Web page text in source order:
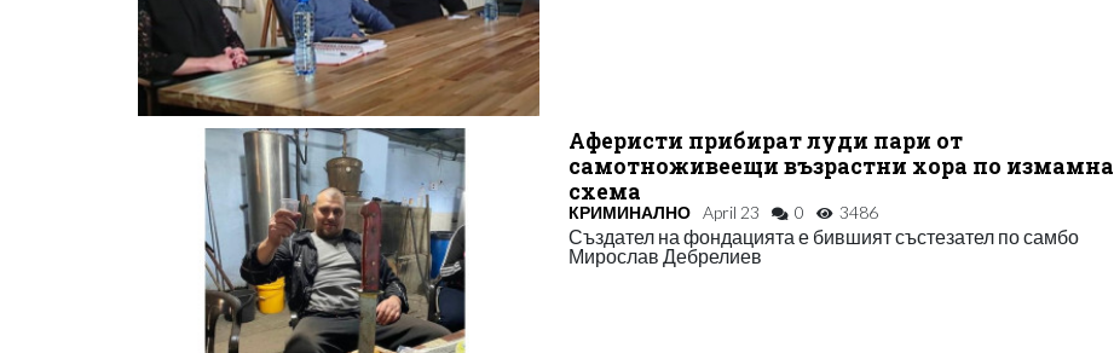
Аферисти прибират луди пари от
самотноживеещи възрастни хора по измамна
схема
КРИМИНАЛНО April 23 0 3486
Създател на фондацията е бившият състезател по самбо
Мирослав Дебрелиев